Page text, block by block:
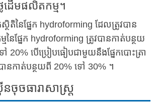
ដើមផលិតកម្ម។
ថិតិនៃផ្នែក hydroforming ដែលត្រូវបាន
មនៃផ្នែក hydroforming ត្រូវបានកាត់បន្ថយ
20% បើប្រៀបធៀបជាមួយនឹងផ្នែកបោះត្រា
ានកាត់បន្ថយពី 20% ទៅ 30% ។
នចុចធារាសាស្ត្រ